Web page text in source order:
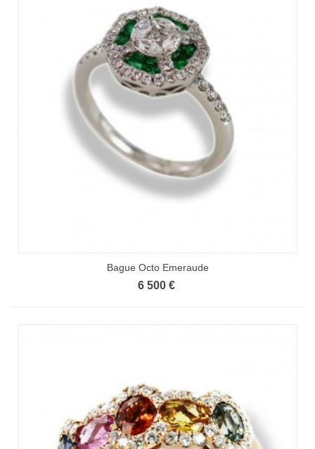
Bague Octo Emeraude
6 500 €